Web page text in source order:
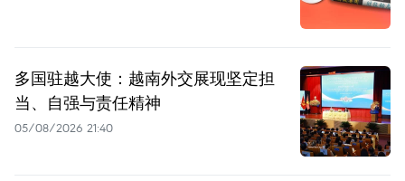
多国驻越大使：越南外交展现坚定担
当、自强与责任精神
05/08/2026 21:40